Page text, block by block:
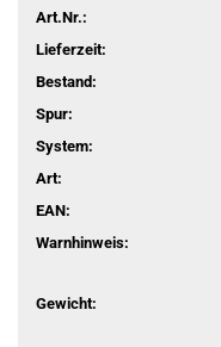
Art.Nr.:
Lieferzeit:
Bestand:
Spur:
System:
Art:
EAN:
Warnhinweis:
Gewicht: